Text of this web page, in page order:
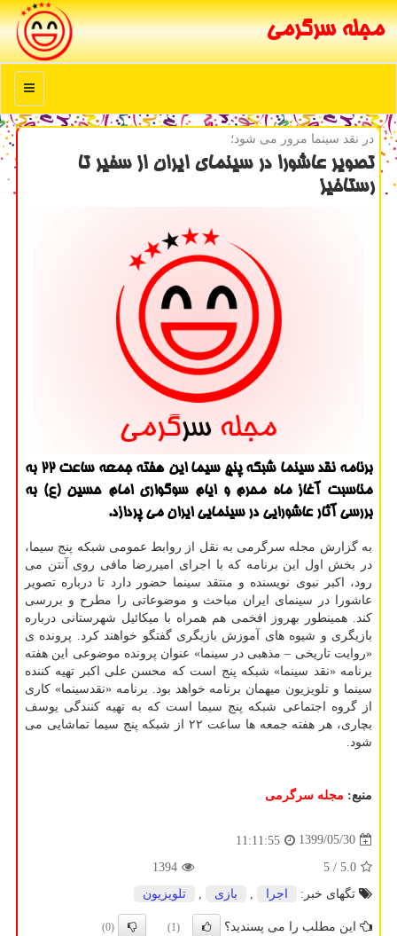
مجله سرگرمی
منو
در نقد سینما مرور می شود؛
تصویر عاشورا در سینمای ایران از سفیر تا
رستاخیز
برنامه نقد سینما شبكه پنج سیما این هفته جمعه ساعت ۲۲ به
مناسبت آغاز ماه محرم و ایام سوگواری امام حسین (ع) به
بررسی آثار عاشورایی در سینمایی ایران می پردازد.
به گزارش مجله سرگرمی به نقل از روابط عمومی شبکه پنج سیما،
در بخش اول این برنامه که با اجرای امیررضا مافی روی آنتن می
رود، اکبر نبوی نویسنده و منتقد سینما حضور دارد تا درباره تصویر
عاشورا در سینمای ایران مباحث و موضوعاتی را مطرح و بررسی
کند. همینطور بهروز افخمی هم همراه با میکائیل شهرستانی درباره
بازیگری و شیوه های آموزش بازیگری گفتگو خواهند کرد. پرونده ی
«روایت تاریخی – مذهبی در سینما» عنوان پرونده موضوعی این هفته
برنامه «نقد سینما» شبکه پنج است که محسن علی اکبر تهیه کننده
سینما و تلویزیون میهمان برنامه خواهد بود. برنامه «نقدسینما» کاری
از گروه اجتماعی شبکه پنج سیما است که به تهیه کنندگی یوسف
بچاری، هر هفته جمعه ها ساعت ۲۲ از شبکه پنج سیما تماشایی می
شود.
منبع: مجله سرگرمی
1399/05/30
11:11:55
5.0
/ 5
1394
تگهای خبر:
اجرا بازی تلویزیون
این مطلب را می پسندید؟ (1)
(0)